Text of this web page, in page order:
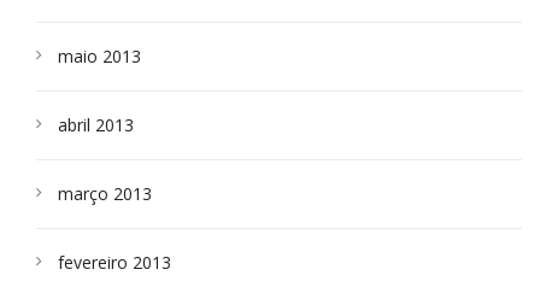
maio 2013
abril 2013
março 2013
fevereiro 2013